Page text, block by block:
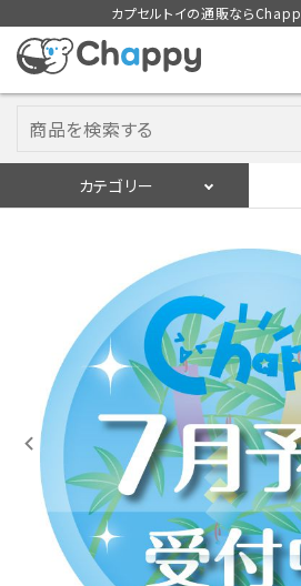
カプセルトイの通販ならChappy
カテゴリー
入荷スケジュールをチェ
カプセルトイマシン本体
カプセルトイ
販促用空カプセル
レンタル